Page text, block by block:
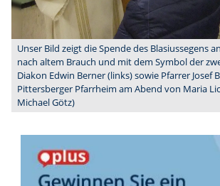
Unser Bild zeigt die Spende des Blasiussegens
nach altem Brauch und mit dem Symbol der
Diakon Edwin Berner (links) sowie Pfarrer Josef
Pittersberger Pfarrheim am Abend von Maria
Michael Götz)